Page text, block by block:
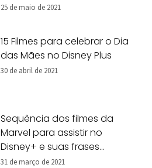
25 de maio de 2021
15 Filmes para celebrar o Dia
das Mães no Disney Plus
30 de abril de 2021
Sequência dos filmes da
Marvel para assistir no
Disney+ e suas frases
marcantes
31 de março de 2021